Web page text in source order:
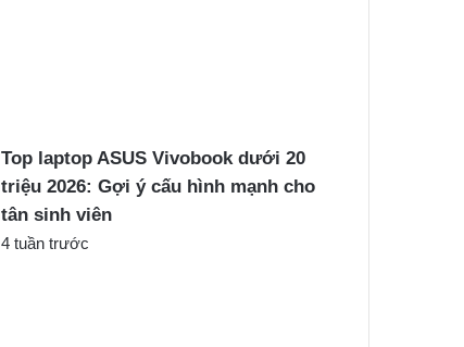
Top laptop ASUS Vivobook dưới 20
triệu 2026: Gợi ý cấu hình mạnh cho
tân sinh viên
4 tuần trước